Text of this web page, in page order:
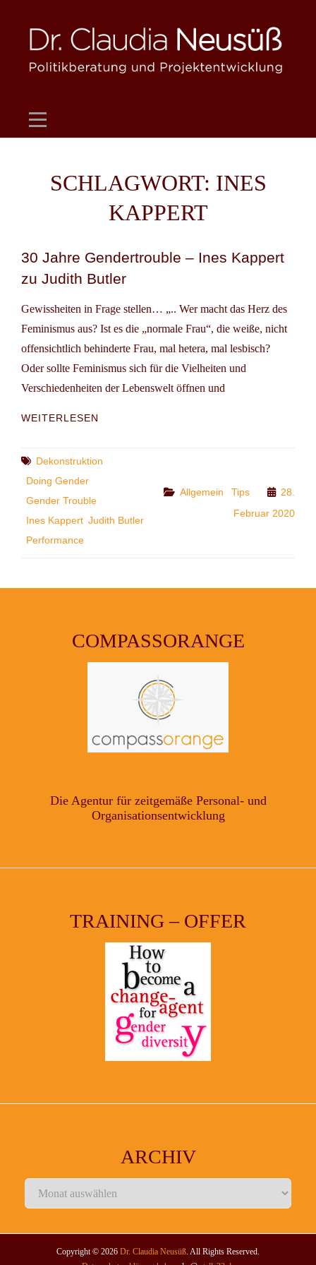
content
SCHLAGWORT: INES
KAPPERT
30 Jahre Gendertrouble – Ines Kappert
zu Judith Butler
Gewissheiten in Frage stellen… „.. Wer macht das Herz des
Feminismus aus? Ist es die „normale Frau“, die weiße, nicht
offensichtlich behinderte Frau, mal hetera, mal lesbisch?
Oder sollte Feminismus sich für die Vielheiten und
Verschiedenheiten der Lebenswelt öffnen und
WEITERLESEN
–
JUDITH
Tags
Dekonstruktion
Doing Gender
Gender Trouble
Ines Kappert Judith Butler
Performance
Categories
Allgemein Tips
28.
Februar 2020
COMPASSORANGE
Die Agentur für zeitgemäße Personal- und
Organisationsentwicklung
TRAINING – OFFER
ARCHIV
Archiv
Copyright © 2026 Dr. Claudia Neusüß. All Rights Reserved.